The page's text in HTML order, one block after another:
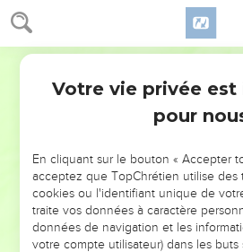
Jean 4
46 Il vint donc encore à Cana de
fait du vin. Et il y avait à Capernaüm
celui-ci, ayant ouï dire que Jésus
en Galilée, s'en alla vers lui, et le
Jésus donc lui dit : Si vous ne
prodiges, vous ne croirez point.
Le seigneur de la cour lui dit :
que mon enfant meure.
Votre vie privée
pour
En cliquant sur le bouton « Accepter
acceptez que TopChrétien utilise des
cookies ou l'identifiant unique de
traite vos données à caractère
données de navigation et les
votre compte utilisateur) dans les buts